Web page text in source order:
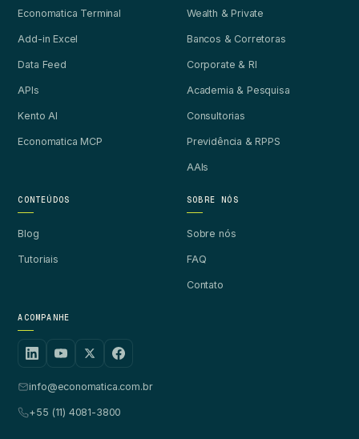
Economatica Terminal
Add-in Excel
Data Feed
APIs
Kento AI
Economatica MCP
Wealth & Private
Bancos & Corretoras
Corporate & RI
Academia & Pesquisa
Consultorias
Previdência & RPPS
AAIs
CONTEÚDOS
Blog
Tutoriais
SOBRE NÓS
Sobre nós
FAQ
Contato
ACOMPANHE
info@economatica.com.br
+55 (11) 4081-3800